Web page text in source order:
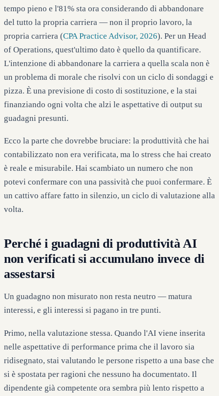
tempo pieno e l'81% sta ora considerando di abbandonare
del tutto la propria carriera — non il proprio lavoro, la
propria carriera (CPA Practice Advisor, 2026). Per un Head
of Operations, quest'ultimo dato è quello da quantificare.
L'intenzione di abbandonare la carriera a quella scala non è
un problema di morale che risolvi con un ciclo di sondaggi e
pizza. È una previsione di costo di sostituzione, e la stai
finanziando ogni volta che alzi le aspettative di output su
guadagni presunti.
Ecco la parte che dovrebbe bruciare: la produttività che hai
contabilizzato non era verificata, ma lo stress che hai creato
è reale e misurabile. Hai scambiato un numero che non
potevi confermare con una passività che puoi confermare. È
un cattivo affare fatto in silenzio, un ciclo di valutazione alla
volta.
Perché i guadagni di produttività AI
non verificati si accumulano invece di
assestarsi
Un guadagno non misurato non resta neutro — matura
interessi, e gli interessi si pagano in tre punti.
Primo, nella valutazione stessa. Quando l'AI viene inserita
nelle aspettative di performance prima che il lavoro sia
ridisegnato, stai valutando le persone rispetto a una base che
si è spostata per ragioni che nessuno ha documentato. Il
dipendente già competente ora sembra più lento rispetto a